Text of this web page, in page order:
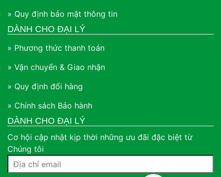
» Quy định bảo mật thông tin
DÀNH CHO ĐẠI LÝ
» Phương thức thanh toán
» Vận chuyển & Giao nhận
» Quy định đổi hàng
» Chính sách Bảo hành
DÀNH CHO ĐẠI LÝ
Cơ hội cập nhật kịp thời những ưu đãi đặc biệt từ
Chúng tôi